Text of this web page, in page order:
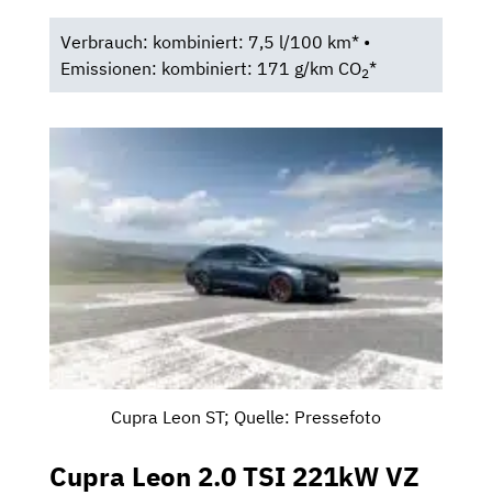
Verbrauch: kombiniert: 7,5 l/100 km* •
Emissionen: kombiniert: 171 g/km CO2*
Cupra Leon ST; Quelle: Pressefoto
Cupra Leon 2.0 TSI 221kW VZ